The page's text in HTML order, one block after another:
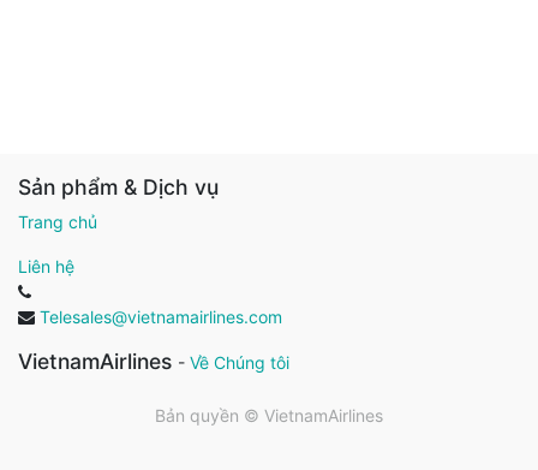
Sản phẩm & Dịch vụ
Trang chủ
Liên hệ
Telesales@vietnamairlines.com
VietnamAirlines - Về Chúng tôi
Bản quyền © VietnamAirlines